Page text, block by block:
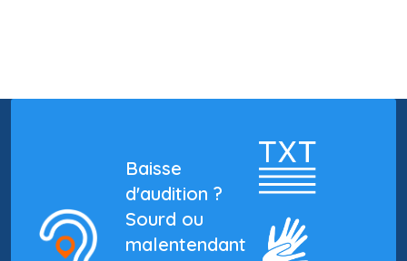
Baisse
d'audition ?
Sourd ou
malentendant